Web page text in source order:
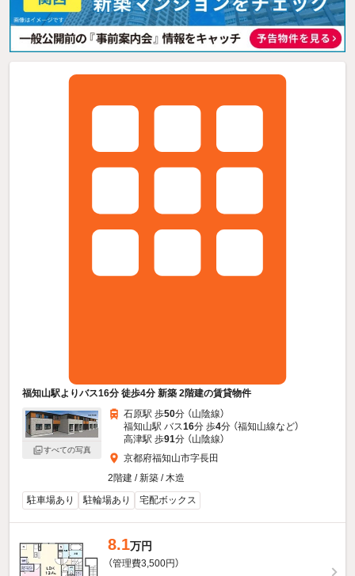
福知山駅よりバス16分 徒歩4分 新築 2階建の賃貸物件
すべての写真
石原駅 歩50分 （山陰線）
福知山駅 バス16分 歩4分 （福知山線など）
高津駅 歩91分 （山陰線）
京都府福知山市字長田
2階建 / 新築 / 木造
駐車場あり
駐輪場あり 宅配ボックス
8.1万円
（管理費3,500円）